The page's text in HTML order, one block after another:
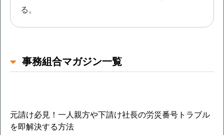
る。
事務組合マガジン一覧
元請け必見！一人親方や下請け社長の労災番号トラブル
を即解決する方法